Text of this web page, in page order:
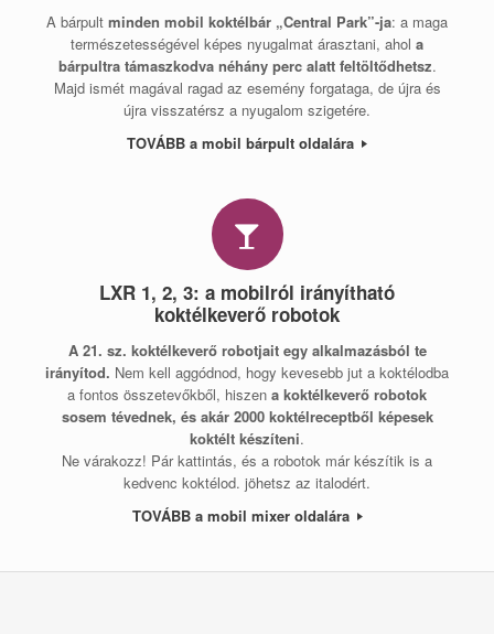
A bárpult minden mobil koktélbár „Central Park”-ja: a maga
természetességével képes nyugalmat árasztani, ahol a
bárpultra támaszkodva néhány perc alatt feltöltődhetsz.
Majd ismét magával ragad az esemény forgataga, de újra és
újra visszatérsz a nyugalom szigetére.
TOVÁBB a mobil bárpult oldalára
LXR 1, 2, 3: a mobilról irányítható
koktélkeverő robotok
A 21. sz. koktélkeverő robotjait egy alkalmazásból te
irányítod. Nem kell aggódnod, hogy kevesebb jut a koktélodba
a fontos összetevőkből, hiszen a koktélkeverő robotok
sosem tévednek, és akár 2000 koktélreceptből képesek
koktélt készíteni.
Ne várakozz! Pár kattintás, és a robotok már készítik is a
kedvenc koktélod. jöhetsz az italodért.
TOVÁBB a mobil mixer oldalára